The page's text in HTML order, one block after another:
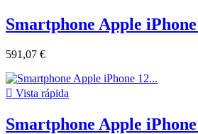
Smartphone Apple
591,07 €
 Vista rápida
Smartphone Apple